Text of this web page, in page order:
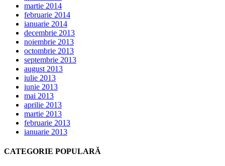
martie 2014
februarie 2014
ianuarie 2014
decembrie 2013
noiembrie 2013
octombrie 2013
septembrie 2013
august 2013
iulie 2013
iunie 2013
mai 2013
aprilie 2013
martie 2013
februarie 2013
ianuarie 2013
CATEGORIE POPULARĂ